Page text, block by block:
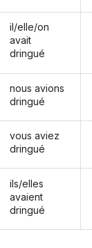
il/elle/on
avait
dringué
nous avions
dringué
vous aviez
dringué
ils/elles
avaient
dringué